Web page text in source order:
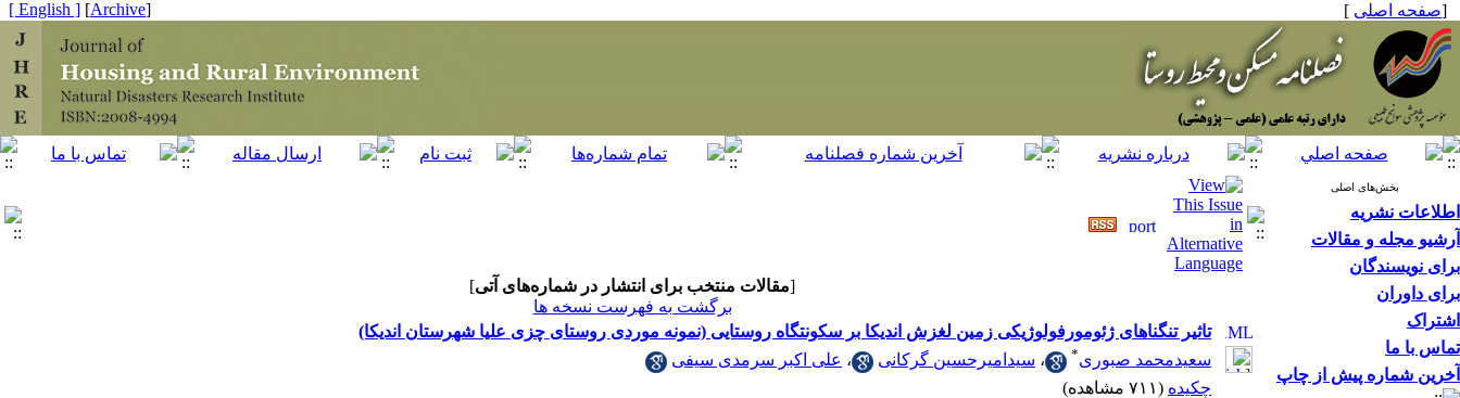
[صفحه اصلی ]
[
Archive
]
[ English ]
بخش‌های اصلی
اطلاعات نشریه
آرشیو مجله و مقالات
برای نویسندگان
برای داوران
اشتراک
تماس با ما
آخرین شماره پیش از چاپ
[مقالات منتخب برای انتشار در شماره‌های آتی]
برگشت به فهرست نسخه ها
تاثیر تنگناهای ژئومورفولوژیکی زمین لغزش اندیکا بر سکونتگاه روستایی (نمونه موردی روستای چزی علیا شهرستان اندیکا)
سعیدمحمد صبوری* ، سیدامیرحسین گرکانی ، علی اکبر سرمدی سیفی
چکیده (۷۱۱ مشاهده)